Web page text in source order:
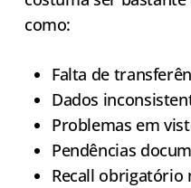
como:
Falta de
Dados
Problemas em
Pendências
Recall obrigatório